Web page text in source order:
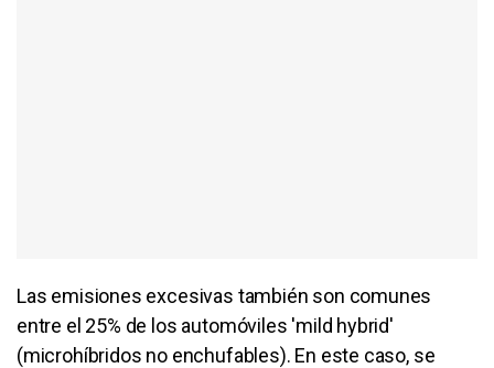
Las emisiones excesivas también son comunes
entre el 25% de los automóviles 'mild hybrid'
(microhíbridos no enchufables). En este caso, se